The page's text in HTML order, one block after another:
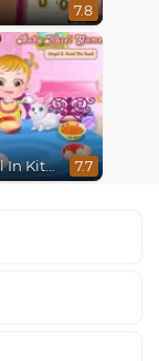
7.8
Baby Hazel In Kitchen 7.7